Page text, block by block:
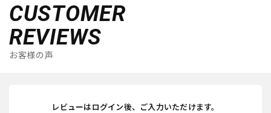
CUSTOMER
REVIEWS
お客様の声
レビューはログイン後、ご入力いただけます。